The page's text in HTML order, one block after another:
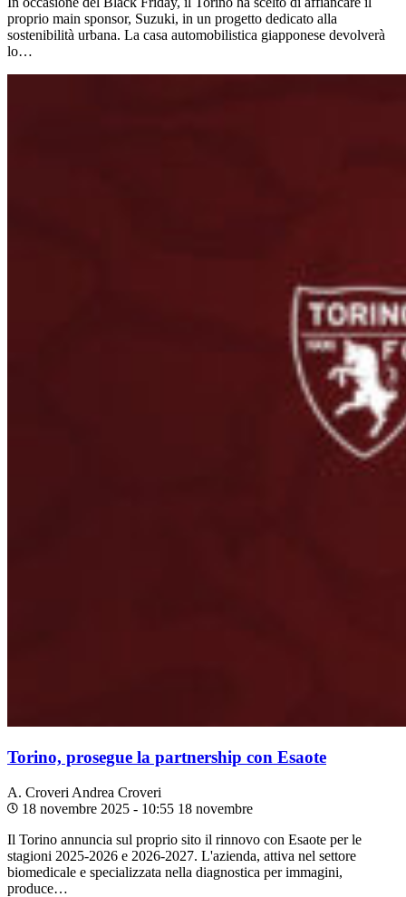
proprio main sponsor, Suzuki, in un progetto dedicato alla
sostenibilità urbana. La casa automobilistica giapponese devolverà
lo…
Torino, prosegue la partnership con Esaote
A. Croveri Andrea Croveri
18 novembre 2025 - 10:55 18 novembre
Il Torino annuncia sul proprio sito il rinnovo con Esaote per le
stagioni 2025-2026 e 2026-2027. L'azienda, attiva nel settore
biomedicale e specializzata nella diagnostica per immagini,
produce…